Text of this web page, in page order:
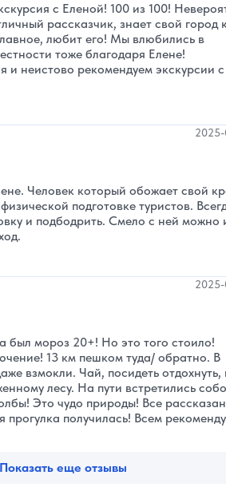
с Еленой! 100 из 100!
рассказчик, знает свой город
любит его! Мы влюбились в
тоже благодаря Елене!
и неистово рекомендуем экскурсии с
звезд:
Человек который обожает свой
подготовке туристов.
и подбодрить. Смело с ней можно
звезд:
был мороз 20+! Но это того стоило!
13 км пешком туда/ обратно. В
взмокли. Чай, посидеть отдохнуть,
лесу. На пути встретились
Это чудо природы! Все
прогулка получилась! Всем
Показать еще отзывы